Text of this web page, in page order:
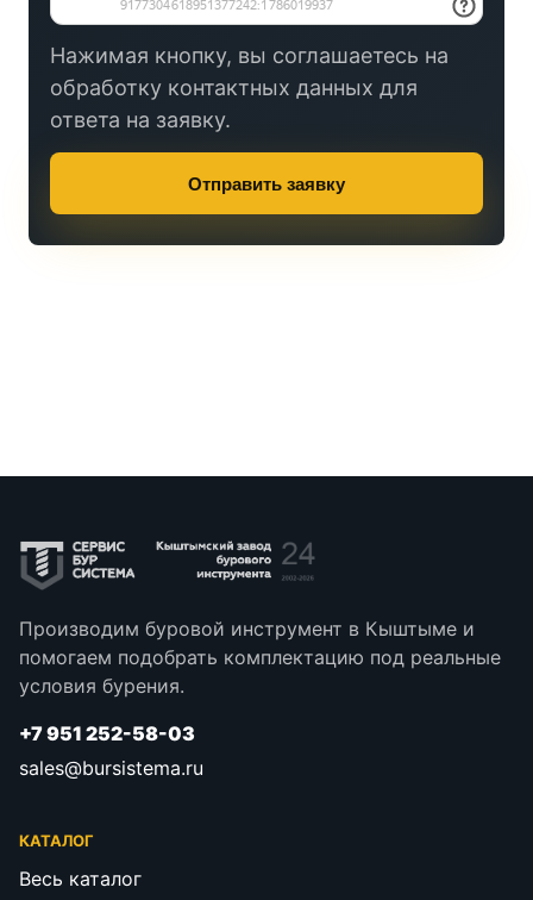
Нажимая кнопку, вы соглашаетесь на
обработку контактных данных для
ответа на заявку.
Отправить заявку
Производим буровой инструмент в Кыштыме и
помогаем подобрать комплектацию под реальные
условия бурения.
+7 951 252-58-03
sales@bursistema.ru
КАТАЛОГ
Весь каталог